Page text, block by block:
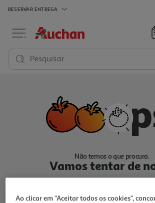
RESERVAR ENTREGA
Pesquisar
Não temos o que procura.
Vamos tentar de
Ao clicar em "Aceitar todos os cookies",